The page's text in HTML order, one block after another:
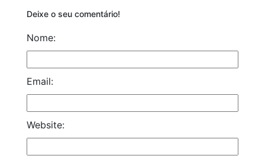
Deixe o seu comentário!
Nome:
Email:
Website: